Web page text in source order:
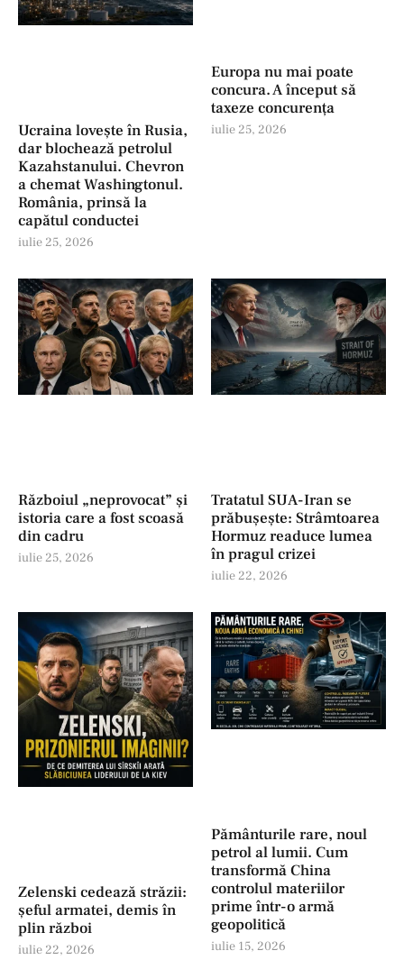
Ucraina lovește în Rusia,
dar blochează petrolul
Kazahstanului. Chevron
a chemat Washingtonul.
România, prinsă la
capătul conductei
iulie 25, 2026
Europa nu mai poate
concura. A început să
taxeze concurența
iulie 25, 2026
Războiul „neprovocat” și
istoria care a fost scoasă
din cadru
iulie 25, 2026
Tratatul SUA-Iran se
prăbușește: Strâmtoarea
Hormuz readuce lumea
în pragul crizei
iulie 22, 2026
Zelenski cedează străzii:
șeful armatei, demis în
plin război
iulie 22, 2026
Pământurile rare, noul
petrol al lumii. Cum
transformă China
controlul materiilor
prime într-o armă
geopolitică
iulie 15, 2026